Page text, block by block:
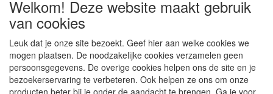
Welkom! Deze website maakt gebruik
van cookies
Leuk dat je onze site bezoekt. Geef hier aan welke cookies we
mogen plaatsen. De noodzakelijke cookies verzamelen geen
persoonsgegevens. De overige cookies helpen ons de site en je
bezoekerservaring te verbeteren. Ook helpen ze ons om onze
producten beter bij je onder de aandacht te brengen. Ga je voor
***GROEP 07*** KAARTEN +SCRAP TOEBEHOREN
***GROEP 08*** TEKENEN EN KLEUREN, GELPEN,MARKER
***GROEP 09*** KRALEN EN TOEBEHOREN
***GROEP 10*** WENSKAARTEN MET ENV. €0,75